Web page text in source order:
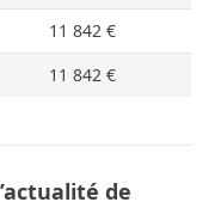
11 842 €
11 842 €
de